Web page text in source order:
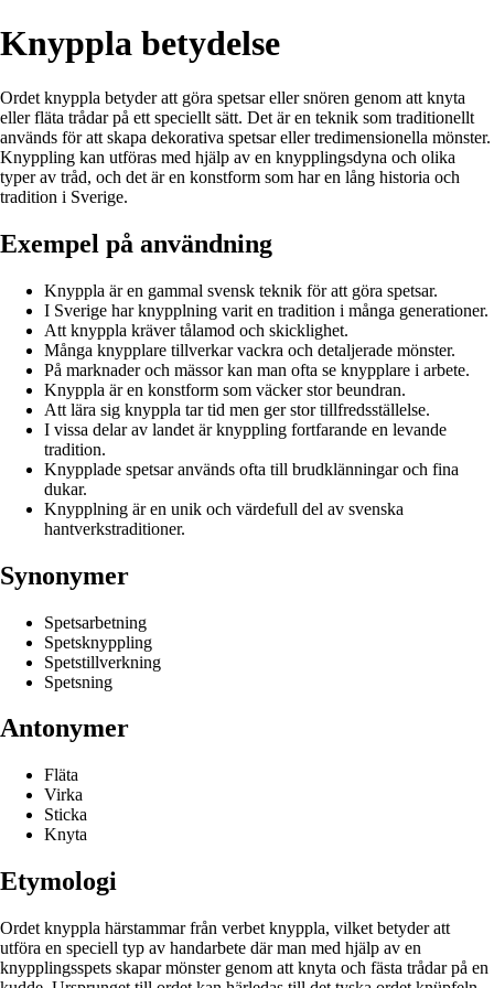
Knyppla betydelse
Ordet knyppla betyder att göra spetsar eller snören genom att knyta
eller fläta trådar på ett speciellt sätt. Det är en teknik som traditionellt
används för att skapa dekorativa spetsar eller tredimensionella mönster.
Knyppling kan utföras med hjälp av en knypplingsdyna och olika
typer av tråd, och det är en konstform som har en lång historia och
tradition i Sverige.
Exempel på användning
Knyppla är en gammal svensk teknik för att göra spetsar.
I Sverige har knypplning varit en tradition i många generationer.
Att knyppla kräver tålamod och skicklighet.
Många knypplare tillverkar vackra och detaljerade mönster.
På marknader och mässor kan man ofta se knypplare i arbete.
Knyppla är en konstform som väcker stor beundran.
Att lära sig knyppla tar tid men ger stor tillfredsställelse.
I vissa delar av landet är knyppling fortfarande en levande
tradition.
Knypplade spetsar används ofta till brudklänningar och fina
dukar.
Knypplning är en unik och värdefull del av svenska
hantverkstraditioner.
Synonymer
Spetsarbetning
Spetsknyppling
Spetstillverkning
Spetsning
Antonymer
Fläta
Virka
Sticka
Knyta
Etymologi
Ordet knyppla härstammar från verbet knyppla, vilket betyder att
utföra en speciell typ av handarbete där man med hjälp av en
knypplingsspets skapar mönster genom att knyta och fästa trådar på en